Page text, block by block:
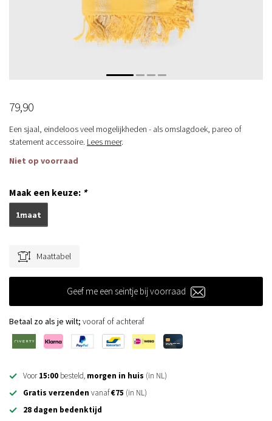
79,90
Een sjaal, eindeloos veel mogelijkheden - als omslagdoek, pareo of
statement accessoire. Lees meer.
Niet op voorraad
Maak een keuze: *
1maat
Maattabel
Geef me een seintje bij voorraad
Betaal zo als je wilt; vooraf of achteraf
Voor15:00 besteld, morgen in huis (in NL)
Gratis verzenden vanaf€75 (in NL)
28 dagen bedenktijd